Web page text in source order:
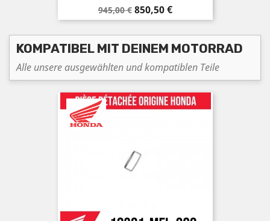
Verkaufspreis
945,00 € Preis
850,50 €
KOMPATIBEL MIT DEINEM MOTORRAD
Alle unsere ausgewählten und kompatiblen Teile